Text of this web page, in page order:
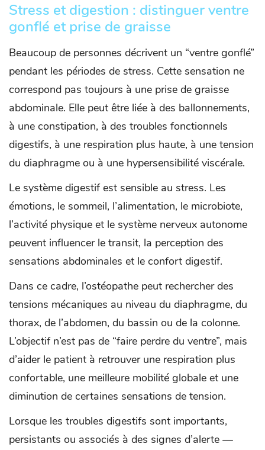
Stress et digestion : distinguer ventre
gonflé et prise de graisse
Beaucoup de personnes décrivent un “ventre gonflé”
pendant les périodes de stress. Cette sensation ne
correspond pas toujours à une prise de graisse
abdominale. Elle peut être liée à des ballonnements,
à une constipation, à des troubles fonctionnels
digestifs, à une respiration plus haute, à une tension
du diaphragme ou à une hypersensibilité viscérale.
Le système digestif est sensible au stress. Les
émotions, le sommeil, l’alimentation, le microbiote,
l’activité physique et le système nerveux autonome
peuvent influencer le transit, la perception des
sensations abdominales et le confort digestif.
Dans ce cadre, l’ostéopathe peut rechercher des
tensions mécaniques au niveau du diaphragme, du
thorax, de l’abdomen, du bassin ou de la colonne.
L’objectif n’est pas de “faire perdre du ventre”, mais
d’aider le patient à retrouver une respiration plus
confortable, une meilleure mobilité globale et une
diminution de certaines sensations de tension.
Lorsque les troubles digestifs sont importants,
persistants ou associés à des signes d’alerte —